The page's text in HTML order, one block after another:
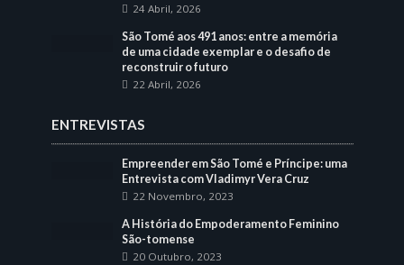
24 Abril, 2026
São Tomé aos 491 anos: entre a memória
de uma cidade exemplar e o desafio de
reconstruir o futuro
22 Abril, 2026
ENTREVISTAS
Empreender em São Tomé e Príncipe: uma
Entrevista com Vladimyr Vera Cruz
22 Novembro, 2023
A História do Empoderamento Feminino
São-tomense
20 Outubro, 2023